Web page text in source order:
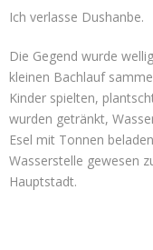
Ich verlasse Dushanbe.
Die Gegend wurde
kleinen Bachlauf
Kinder spielten,
wurden getränkt,
Esel mit Tonnen
Wasserstelle gewesen
Hauptstadt.